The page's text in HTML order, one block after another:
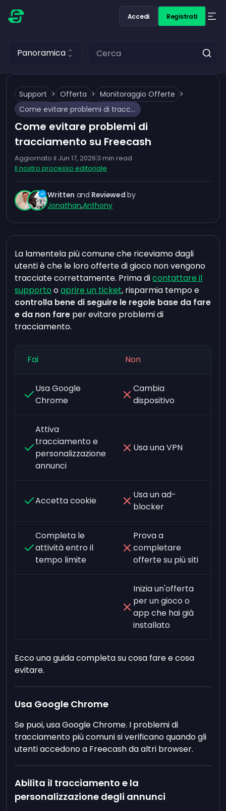
Accedi Registrati
Panoramica
Support > Offerta > Monitoraggio Offerte >
Come evitare problemi di tracciamento su Freecash
Come evitare problemi di
tracciamento su Freecash
Aggiornato il Jun 17, 2026 3 min read
Il nostro processo editoriale
Written and Reviewed by
Jonathan,Anthony
La lamentela più comune che riceviamo dagli
utenti è che le loro offerte di gioco non vengono
tracciate correttamente. Prima dicontattare il
supporto oaprire un ticket, risparmia tempo e
controlla bene di seguire le regole base da fare
e da non fare per evitare problemi di
tracciamento.
Fai Non
Usa Google
Chrome
Cambia
dispositivo
Attiva
tracciamento e
personalizzazione
annunci
Usa una VPN
Accetta cookie
Usa un ad-
blocker
Completa le
attività entro il
tempo limite
Prova a
completare
offerte su più siti
Inizia un'offerta
per un gioco o
app che hai già
installato
Ecco una guida completa su cosa fare e cosa
evitare.
Usa Google Chrome
Se puoi, usa Google Chrome. I problemi di
tracciamento più comuni si verificano quando gli
utenti accedono a Freecash da altri browser.
Abilita il tracciamento e la
personalizzazione degli annunci